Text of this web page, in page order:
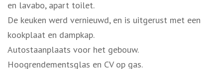
en lavabo, apart toilet.
De keuken werd vernieuwd, en is uitgerust met een
kookplaat en dampkap.
Autostaanplaats voor het gebouw.
Hoogrendementsglas en CV op gas.